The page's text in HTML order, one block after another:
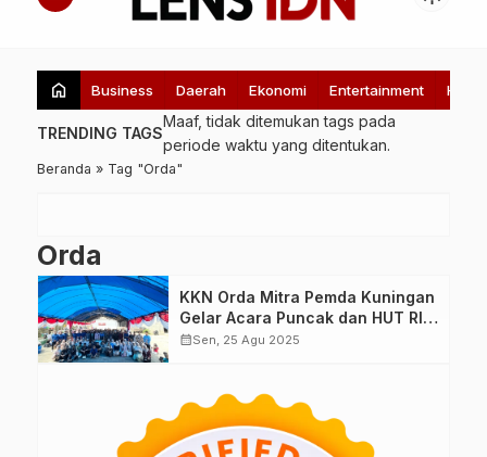
home Business Daerah Ekonomi Entertainment
TRENDING TAGS
Maaf, tidak ditemukan tags pada
periode waktu yang ditentukan.
Beranda » Tag "Orda"
Orda
KKN Orda Mitra Pemda Kuningan
Gelar Acara Puncak dan HUT RI
ke-80 di Desa Sagaranten
calendar_monthSen, 25 Agu 2025